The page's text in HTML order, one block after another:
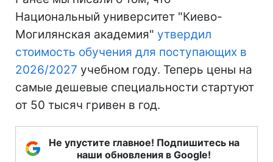
Национальный университет "Киево-
Могилянская академия" утвердил
стоимость обучения для поступающих в
2026/2027 учебном году. Теперь цены на
самые дешевые специальности стартуют
от 50 тысяч гривен в год.
Не упустите главное! Подпишитесь на
наши обновления в Google!